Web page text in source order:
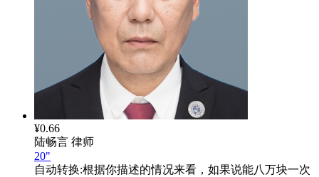
¥0.66
陆畅言 律师
20"
自动转换:根据你描述的情况来看，如果说能八万块一次